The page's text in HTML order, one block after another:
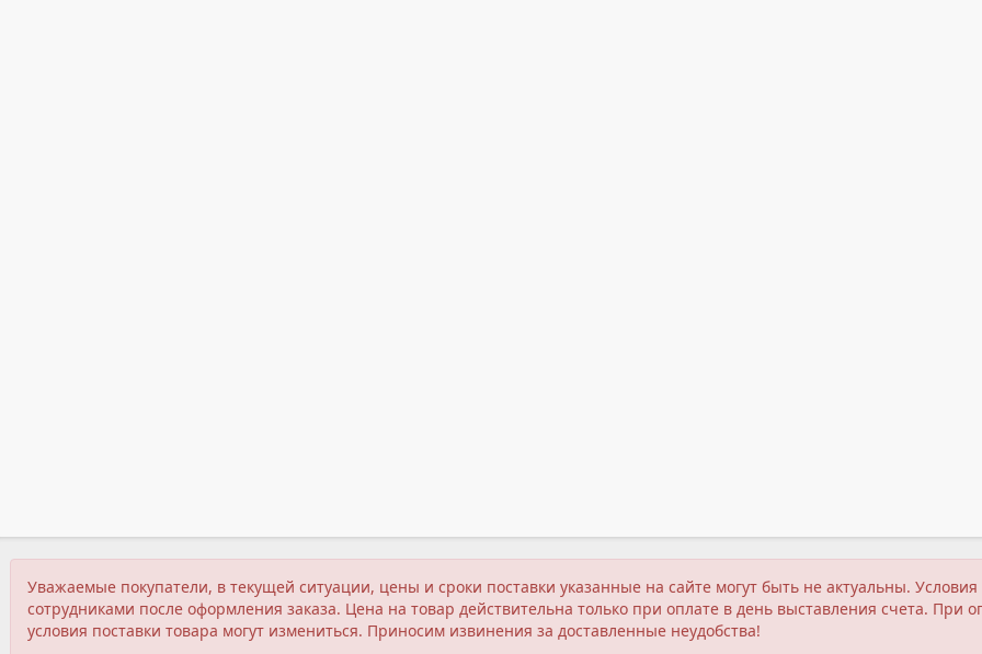
Уважаемые покупатели, в текущей ситуации, цены и сроки поставки указанные на сайте могут быть не актуальны.
сотрудниками после оформления заказа. Цена на товар действительна только при оплате в день выставления счета.
условия поставки товара могут измениться. Приносим извинения за доставленные неудобства!